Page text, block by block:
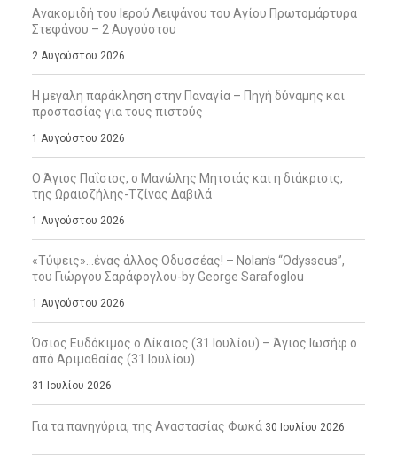
Ανακομιδή του Ιερού Λειψάνου του Αγίου Πρωτομάρτυρα
Στεφάνου – 2 Αυγούστου
2 Αυγούστου 2026
Η μεγάλη παράκληση στην Παναγία – Πηγή δύναμης και
προστασίας για τους πιστούς
1 Αυγούστου 2026
Ο Άγιος Παΐσιος, ο Μανώλης Μητσιάς και η διάκρισις,
της Ωραιοζήλης-Τζίνας Δαβιλά
1 Αυγούστου 2026
«Τύψεις»…ένας άλλος Οδυσσέας! – Nolan’s “Odysseus”,
του Γιώργου Σαράφογλου-by George Sarafoglou
1 Αυγούστου 2026
Όσιος Ευδόκιμος ο Δίκαιος (31 Ιουλίου) – Άγιος Ιωσήφ ο
από Αριμαθαίας (31 Ιουλίου)
31 Ιουλίου 2026
Για τα πανηγύρια, της Αναστασίας Φωκά 30 Ιουλίου 2026